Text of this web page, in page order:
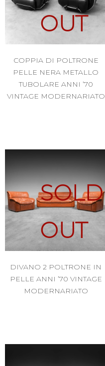
OUT
COPPIA DI POLTRONE
PELLE NERA METALLO
TUBOLARE ANNI ’70
VINTAGE MODERNARIATO
SOLD
OUT
DIVANO 2 POLTRONE IN
PELLE ANNI ’70 VINTAGE
MODERNARIATO